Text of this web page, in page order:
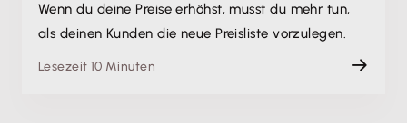
Wenn du deine Preise erhöhst, musst du mehr tun,
als deinen Kunden die neue Preisliste vorzulegen.
Lesezeit 10 Minuten